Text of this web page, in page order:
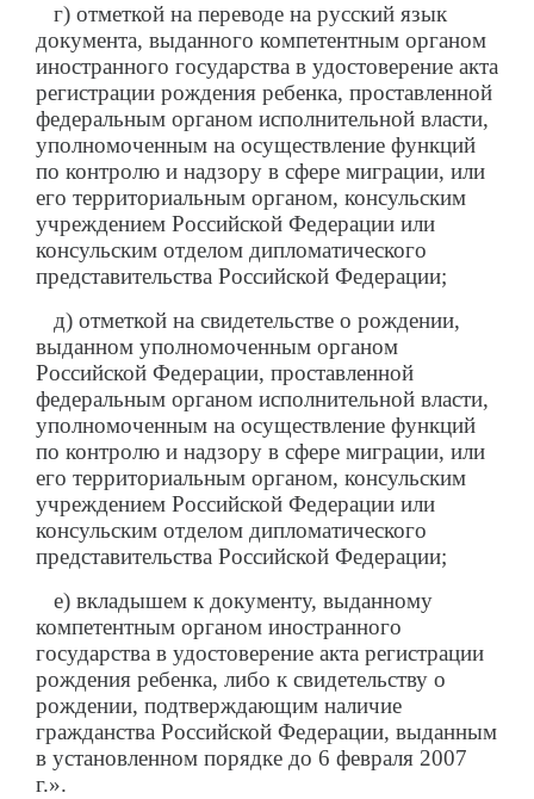
г) отметкой на переводе на русский язык
документа, выданного компетентным органом
иностранного государства в удостоверение акта
регистрации рождения ребенка, проставленной
федеральным органом исполнительной власти,
уполномоченным на осуществление функций
по контролю и надзору в сфере миграции, или
его территориальным органом, консульским
учреждением Российской Федерации или
консульским отделом дипломатического
представительства Российской Федерации;
д) отметкой на свидетельстве о рождении,
выданном уполномоченным органом
Российской Федерации, проставленной
федеральным органом исполнительной власти,
уполномоченным на осуществление функций
по контролю и надзору в сфере миграции, или
его территориальным органом, консульским
учреждением Российской Федерации или
консульским отделом дипломатического
представительства Российской Федерации;
е) вкладышем к документу, выданному
компетентным органом иностранного
государства в удостоверение акта регистрации
рождения ребенка, либо к свидетельству о
рождении, подтверждающим наличие
гражданства Российской Федерации, выданным
в установленном порядке до 6 февраля 2007
г.».